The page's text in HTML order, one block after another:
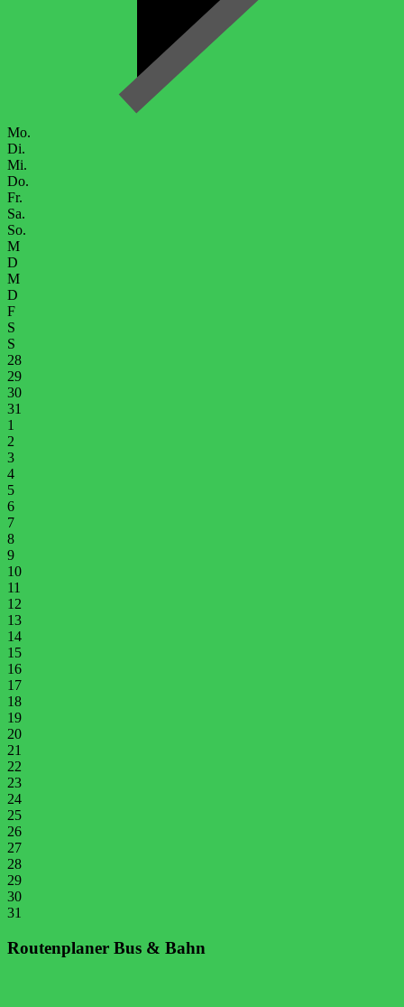
Mo.
Di.
Mi.
Do.
Fr.
Sa.
So.
M
D
M
D
F
S
S
28
29
30
31
1
2
3
4
5
6
7
8
9
10
11
12
13
14
15
16
17
18
19
20
21
22
23
24
25
26
27
28
29
30
31
Routenplaner Bus & Bahn